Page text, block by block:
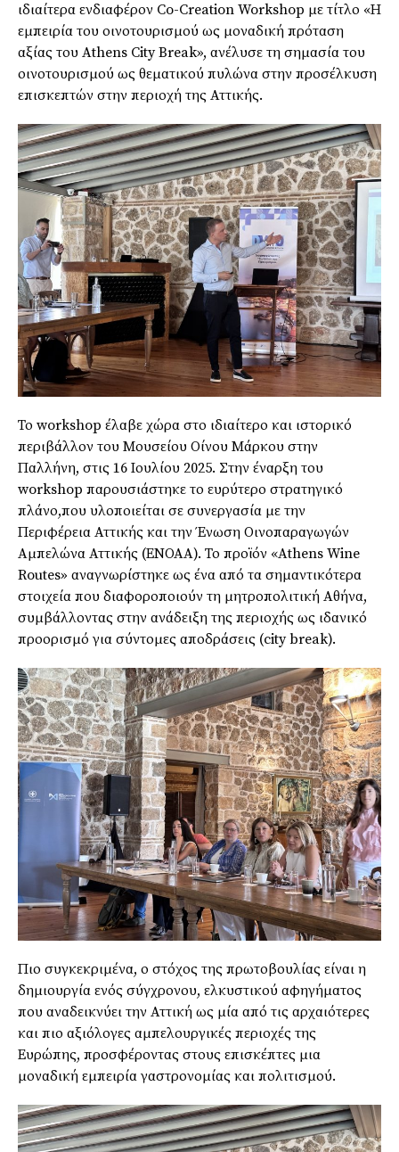
ιδιαίτερα ενδιαφέρον Co-Creation Workshop με τίτλο «Η
εμπειρία του οινοτουρισμού ως μοναδική πρόταση
αξίας του Athens City Break», ανέλυσε τη σημασία του
οινοτουρισμού ως θεματικού πυλώνα στην προσέλκυση
επισκεπτών στην περιοχή της Αττικής.
Το workshop έλαβε χώρα στο ιδιαίτερο και ιστορικό
περιβάλλον του Μουσείου Οίνου Μάρκου στην
Παλλήνη, στις 16 Ιουλίου 2025. Στην έναρξη του
workshop παρουσιάστηκε το ευρύτερο στρατηγικό
πλάνο,που υλοποιείται σε συνεργασία με την
Περιφέρεια Αττικής και την Ένωση Οινοπαραγωγών
Αμπελώνα Αττικής (ΕΝΟΑΑ). Το προϊόν «Athens Wine
Routes» αναγνωρίστηκε ως ένα από τα σημαντικότερα
στοιχεία που διαφοροποιούν τη μητροπολιτική Αθήνα,
συμβάλλοντας στην ανάδειξη της περιοχής ως ιδανικό
προορισμό για σύντομες αποδράσεις (city break).
Πιο συγκεκριμένα, ο στόχος της πρωτοβουλίας είναι η
δημιουργία ενός σύγχρονου, ελκυστικού αφηγήματος
που αναδεικνύει την Αττική ως μία από τις αρχαιότερες
και πιο αξιόλογες αμπελουργικές περιοχές της
Ευρώπης, προσφέροντας στους επισκέπτες μια
μοναδική εμπειρία γαστρονομίας και πολιτισμού.